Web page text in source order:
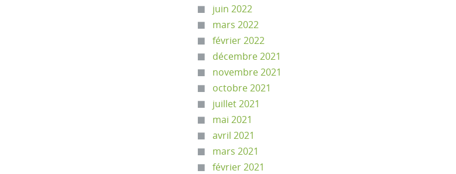
juin 2022
mars 2022
février 2022
décembre 2021
novembre 2021
octobre 2021
juillet 2021
mai 2021
avril 2021
mars 2021
février 2021